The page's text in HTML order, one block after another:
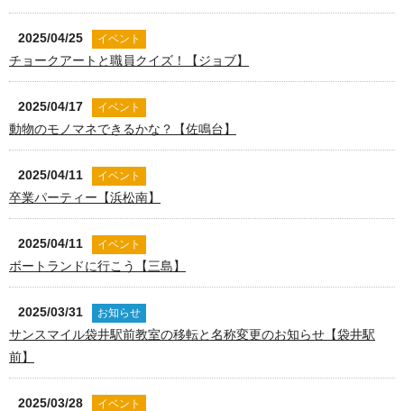
2025/04/25 イベント
チョークアートと職員クイズ！【ジョブ】
2025/04/17 イベント
動物のモノマネできるかな？【佐鳴台】
2025/04/11 イベント
卒業パーティー【浜松南】
2025/04/11 イベント
ボートランドに行こう【三島】
2025/03/31 お知らせ
サンスマイル袋井駅前教室の移転と名称変更のお知らせ【袋井駅
前】
2025/03/28 イベント